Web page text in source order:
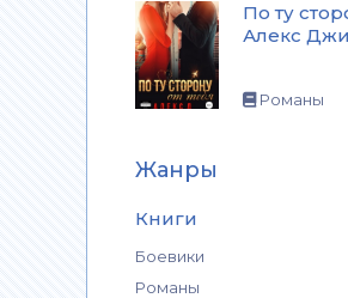
По ту
Алекс
Романы
Жанры
Книги
Боевики
Романы